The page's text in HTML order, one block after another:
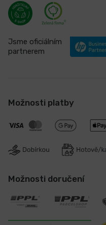
Jsme oficiálním
partnerem
Možnosti platby
Možnosti doručení